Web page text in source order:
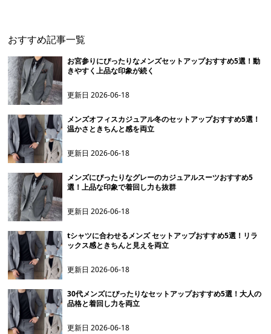
おすすめ記事一覧
お宮参りにぴったりなメンズセットアップおすすめ5選！動
きやすく上品な印象が続く
更新日2026-06-18
メンズオフィスカジュアル冬のセットアップおすすめ5選！
温かさときちんと感を両立
更新日2026-06-18
メンズにぴったりなグレーのカジュアルスーツおすすめ5
選！上品な印象で着回し力も抜群
更新日2026-06-18
tシャツに合わせるメンズ セットアップおすすめ5選！リラ
ックス感ときちんと見えを両立
更新日2026-06-18
30代メンズにぴったりなセットアップおすすめ5選！大人の
品格と着回し力を両立
更新日2026-06-18